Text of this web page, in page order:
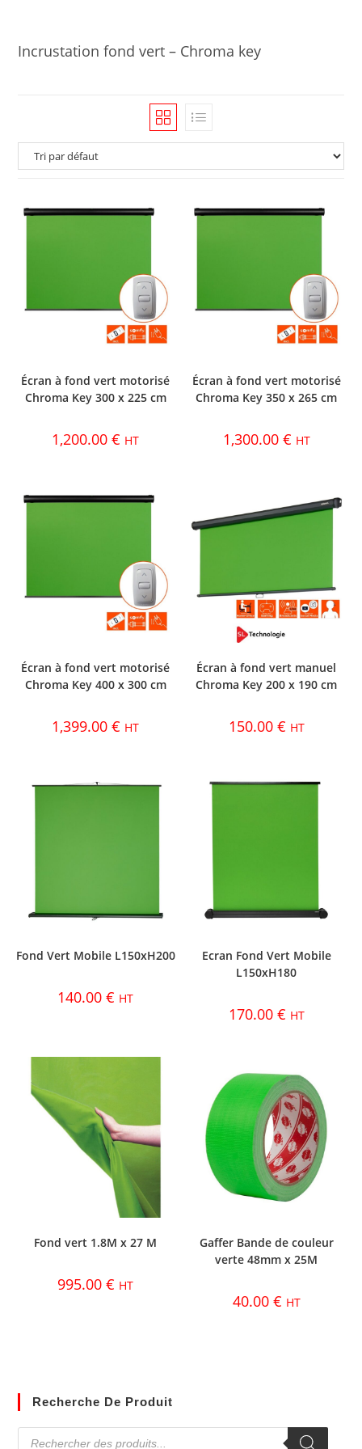
Incrustation fond vert – Chroma key
Écran à fond vert motorisé
Chroma Key 300 x 225 cm
1,200.00€ HT
Écran à fond vert motorisé
Chroma Key 350 x 265 cm
1,300.00 € HT
Écran à fond vert motorisé
Chroma Key 400 x 300 cm
1,399.00€ HT
Écran à fond vert manuel
Chroma Key 200 x 190 cm
150.00 € HT
Fond Vert Mobile L150xH200
140.00€ HT
Ecran Fond Vert Mobile
L150xH180
170.00 € HT
Fond vert 1.8M x 27 M
995.00€ HT
Gaffer Bande de couleur
verte 48mm x 25M
40.00 € HT
Recherche De Produit